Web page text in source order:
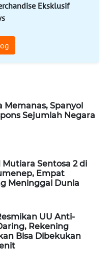
Eksklusif
Memanas, Spanyol
Sejumlah Negara
Mutiara Sentosa 2 di
Empat
Meninggal Dunia
UU Anti-
Rekening
Bisa Dibekukan